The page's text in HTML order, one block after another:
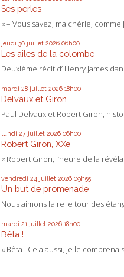
Ses perles
« – Vous savez, ma chérie, comme
jeudi 30 juillet 2026 06h00
Les ailes de la colombe
Deuxième récit d’ Henry James
mardi 28 juillet 2026 18h00
Delvaux et Giron
Paul Delvaux et Robert Giron,
lundi 27 juillet 2026 06h00
Robert Giron, XXe
« Robert Giron, l’heure de la
vendredi 24 juillet 2026 09h55
Un but de promenade
Nous aimons faire le tour des
mardi 21 juillet 2026 18h00
Bêta !
« Bêta ! Cela aussi, je le